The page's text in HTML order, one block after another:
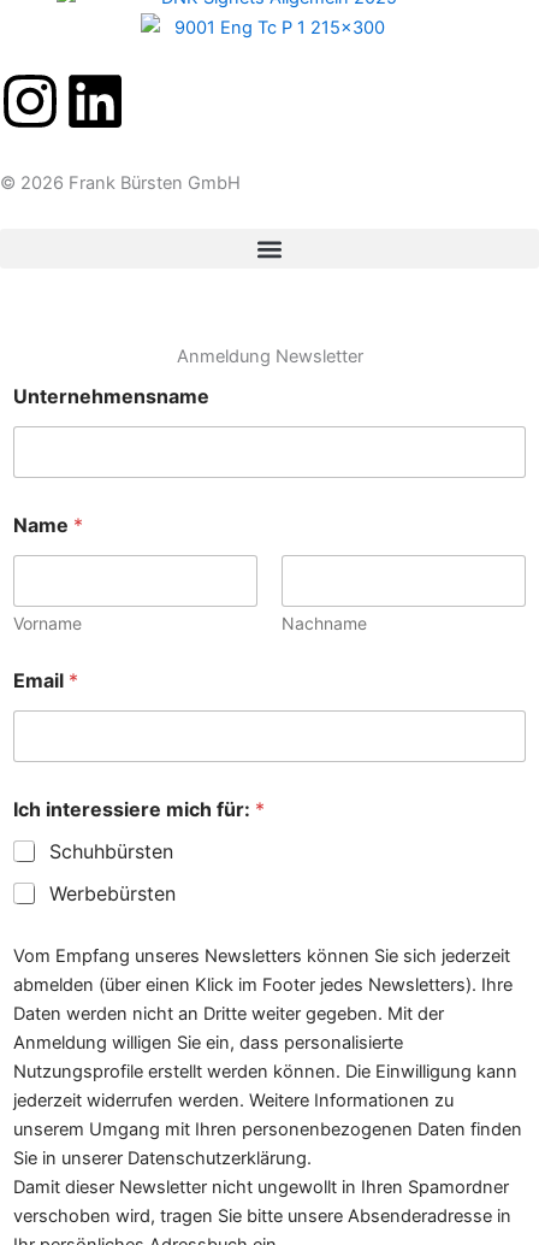
I
n
g
r
a
L
i
d
i
© 2026 Frank Bürsten GmbH
Anmeldung Newsletter
Unternehmensname
Name *
Vorname Nachname
a
m
U
t
e
r
n
e
e
n
s
a
m
e
E
m
a
i
l
Email *
Ich interessiere mich für: *
Schuhbürsten
Werbebürsten
Vom Empfang unseres Newsletters können Sie sich jederzeit
abmelden (über einen Klick im Footer jedes Newsletters). Ihre
Daten werden nicht an Dritte weiter gegeben. Mit der
Anmeldung willigen Sie ein, dass personalisierte
Nutzungsprofile erstellt werden können. Die Einwilligung kann
jederzeit widerrufen werden. Weitere Informationen zu
unserem Umgang mit Ihren personenbezogenen Daten finden
Sie in unserer Datenschutzerklärung.
Damit dieser Newsletter nicht ungewollt in Ihren Spamordner
verschoben wird, tragen Sie bitte unsere Absenderadresse in